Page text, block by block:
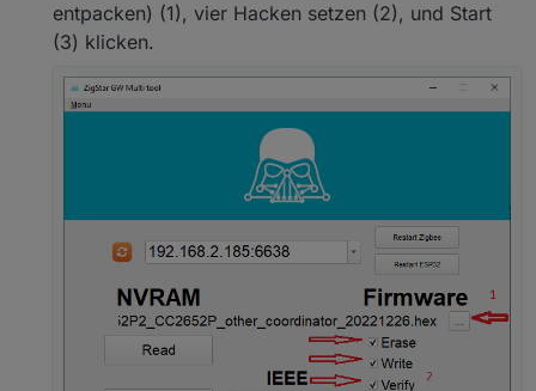
entpacken) (1), vier Hacken setzen (2), und Start
(3) klicken.